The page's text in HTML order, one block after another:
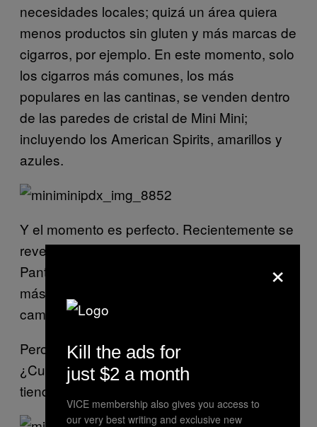
necesidades locales; quizá un área quiera
menos productos sin gluten y más marcas de
cigarros, por ejemplo. En este momento, solo
los cigarros más comunes, los más
populares en las cantinas, se venden dentro
de las paredes de cristal de Mini Mini;
incluyendo los American Spirits, amarillos y
azules.
Y el momento es perfecto. Recientemente se
reveló a los lugareños que el CEO de Plaid
Pantry, la cadena de tiendas de conveniencia
más lucrativa, es un generoso donante de la
campaña de Donald Trump.
Pero Felix-Lund y Brown lo dicen mejor:
¿Cuándo fue la última vez que fuiste a una
tienda de conveniencia sin estar ebrio?
×
Kill the ads for
just $2 a month
VICE membership also gives you access to
our very best writing and exclusive new